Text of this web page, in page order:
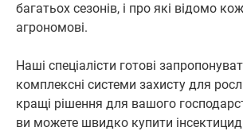
багатьох сезонів, і про які відомо
агрономові.
Наші спеціалісти готові
комплексні системи захисту для
кращі рішення для вашого
ви можете швидко купити